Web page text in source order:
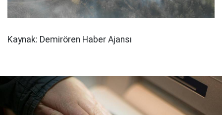
Kaynak: Demirören Haber Ajansı